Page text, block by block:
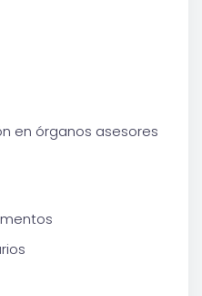
en órganos asesores